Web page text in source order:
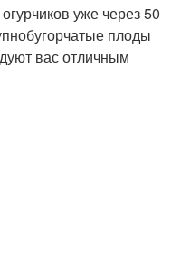
уже через 50
плоды
вас отличным